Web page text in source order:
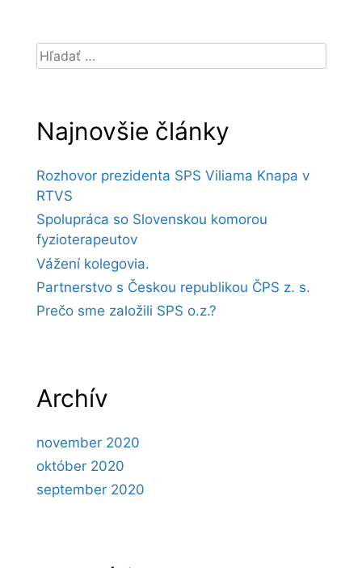
Hľadať:
Najnovšie články
Rozhovor prezidenta SPS Viliama Knapa v
RTVS
Spolupráca so Slovenskou komorou
fyzioterapeutov
Vážení kolegovia.
Partnerstvo s Českou republikou ČPS z. s.
Prečo sme založili SPS o.z.?
Archív
november 2020
október 2020
september 2020